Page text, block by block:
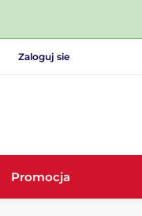
Zaloguj sie
Promocja